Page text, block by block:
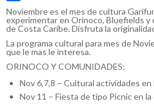
Share
Noviembre es el mes de cultura
experimentar en Orinoco, Bluefields y
de Costa Caribe. Disfruta la
La programa cultural para mes de
que le mas le interesa.
ORINOCO Y COMUNIDADES:
Nov 6,7,8 – Cultural actividades
Nov 11 – Fiesta de tipo Picnic en la